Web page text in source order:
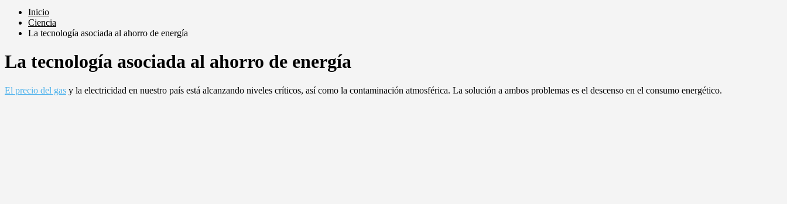
Inicio
Ciencia
La tecnología asociada al ahorro de energía
La tecnología asociada al ahorro de energía
El precio del gas y la electricidad en nuestro país está alcanzando niveles críticos, así como la contaminación atmosférica. La solución a ambos problemas es el descenso en el consumo energético.